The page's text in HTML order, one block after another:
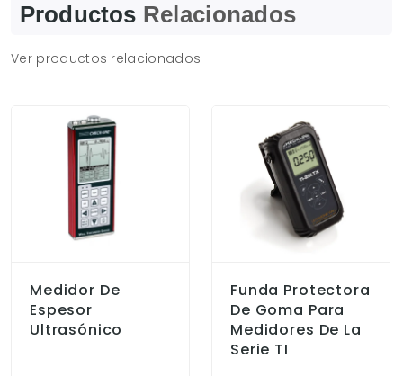
Productos Relacionados
Ver productos relacionados
Medidor De
Espesor
Ultrasónico
Funda Protectora
De Goma Para
Medidores De La
Serie TI